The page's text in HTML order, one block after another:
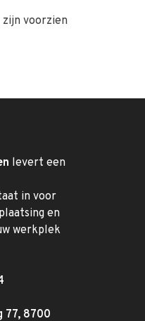
voorzien
levert een
in voor
en
werkplek
77, 8700